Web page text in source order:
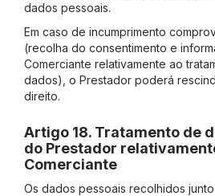
dados pessoais.
Em caso de incumprimento
(recolha do consentimento e
Comerciante relativamente ao
dados), o Prestador poderá
direito.
Artigo 18. Tratamento de
do Prestador
Comerciante
Os dados pessoais recolhidos